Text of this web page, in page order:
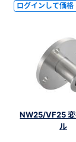
ログインして価格
NW25/VF25
ル